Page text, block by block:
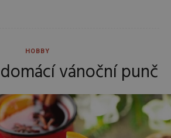
HOBBY
vánoční punč